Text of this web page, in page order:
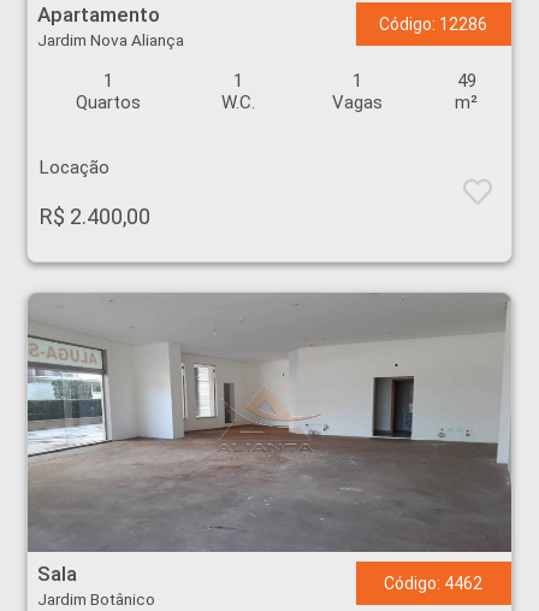
Apartamento
Jardim Nova Aliança
Código: 12286
1
Quartos
1
W.C.
1
Vagas
49
m²
Locação
R$ 2.400,00
Sala
Jardim Botânico
Código: 4462